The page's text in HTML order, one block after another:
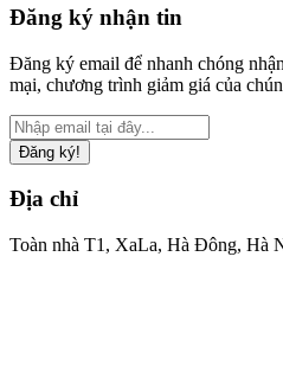
Đăng ký nhận tin
Đăng ký email để nhanh chóng
mại, chương trình giảm giá của
Đăng ký!
Địa chỉ
Toàn nhà T1, XaLa, Hà Đông, Hà